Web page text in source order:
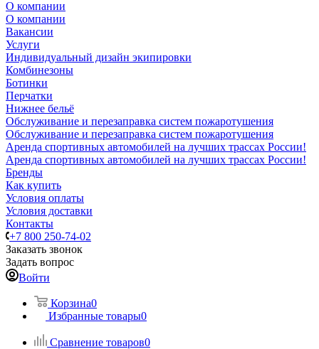
О компании
О компании
Вакансии
Услуги
Индивидуальный дизайн экипировки
Комбинезоны
Ботинки
Перчатки
Нижнее бельё
Обслуживание и перезаправка систем пожаротушения
Обслуживание и перезаправка систем пожаротушения
Аренда спортивных автомобилей на лучших трассах России!
Аренда спортивных автомобилей на лучших трассах России!
Бренды
Как купить
Условия оплаты
Условия доставки
Контакты
+7 800 250-74-02
Заказать звонок
Задать вопрос
Войти
Корзина0
Избранные товары0
Сравнение товаров0